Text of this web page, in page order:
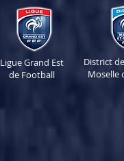
Ligue Grand Est
de Football
District
Moselle